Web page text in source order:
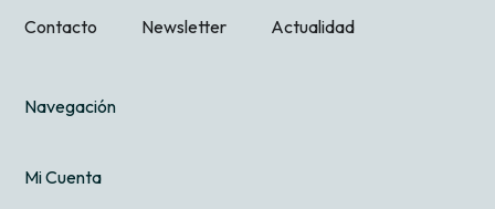
Contacto Newsletter Actualidad
Navegación
Mi Cuenta